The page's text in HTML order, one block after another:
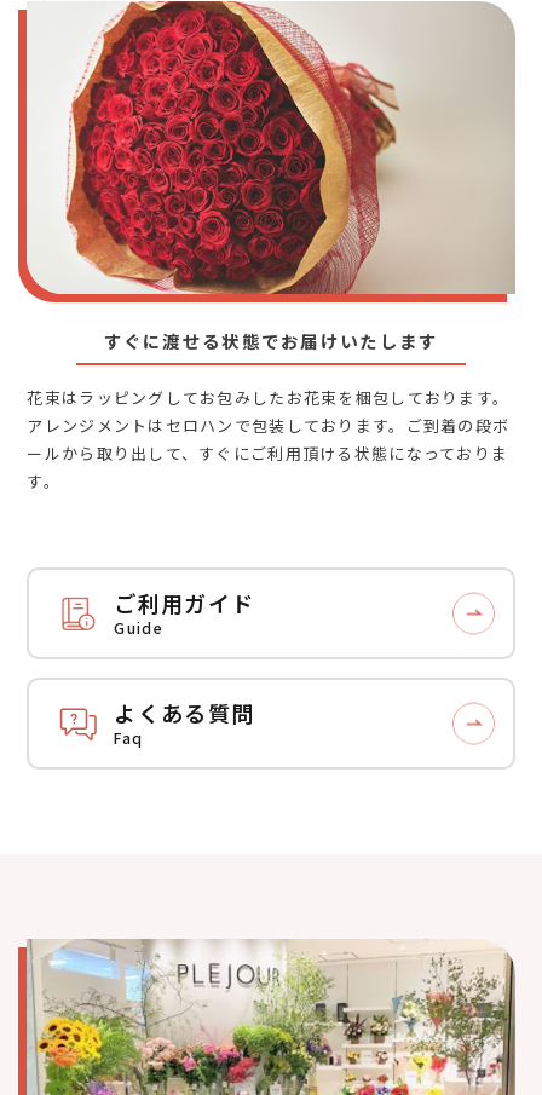
すぐに渡せる状態でお届けいたします
花束はラッピングしてお包みしたお花束を梱包しております。
アレンジメントはセロハンで包装しております。ご到着の段ボ
ールから取り出して、すぐにご利用頂ける状態になっておりま
す。
ご利用ガイド
Guide
よくある質問
Faq